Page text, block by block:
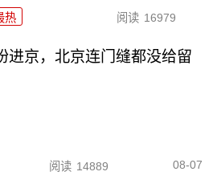
热 阅读 16979
进京，北京连门缝都没给留
阅读 14889 08-07